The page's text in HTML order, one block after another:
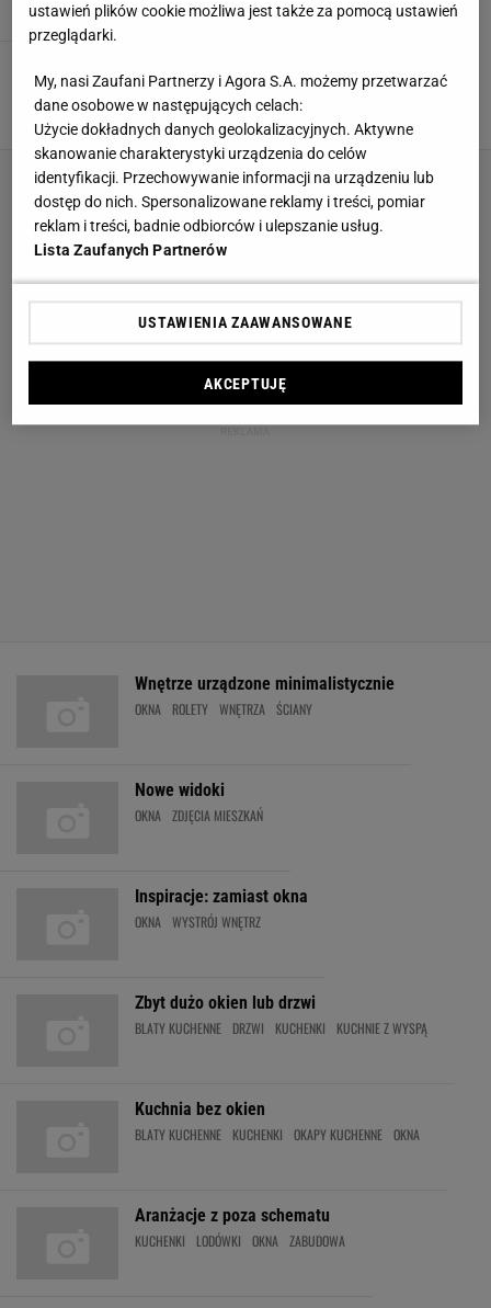
okna?
ARANŻACJE WNĘTRZ DOM INSPIRACJE
Wnętrze urządzone minimalistycznie
OKNA ROLETY WNĘTRZA ŚCIANY
Nowe widoki
OKNA ZDJĘCIA MIESZKAŃ
Inspiracje: zamiast okna
OKNA WYSTRÓJ WNĘTRZ
Zbyt dużo okien lub drzwi
BLATY KUCHENNE DRZWI KUCHENKI KUCHNIE Z WYSPĄ
Kuchnia bez okien
BLATY KUCHENNE KUCHENKI OKAPY KUCHENNE OKNA
Aranżacje z poza schematu
KUCHENKI LODÓWKI OKNA ZABUDOWA
ustawień plików cookie możliwa jest także za pomocą ustawień
przeglądarki.
My, nasi Zaufani Partnerzy i Agora S.A. możemy przetwarzać
dane osobowe w następujących celach:
Użycie dokładnych danych geolokalizacyjnych. Aktywne
skanowanie charakterystyki urządzenia do celów
identyfikacji. Przechowywanie informacji na urządzeniu lub
dostęp do nich. Spersonalizowane reklamy i treści, pomiar
reklam i treści, badnie odbiorców i ulepszanie usług.
Lista Zaufanych Partnerów
USTAWIENIA ZAAWANSOWANE
AKCEPTUJĘ